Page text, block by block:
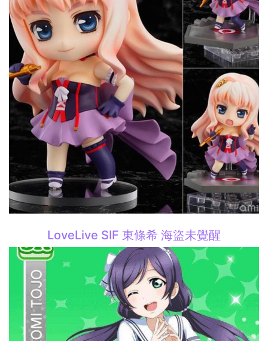
LoveLive SIF 東條希 海盜未覺醒